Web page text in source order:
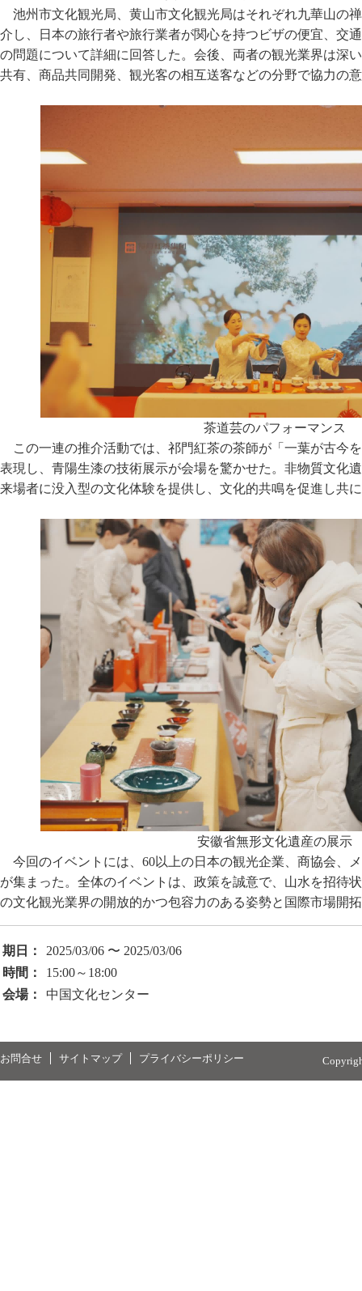
池州市文化観光局、黄山市文化観光局はそれぞれ九華山の
介し、日本の旅行者や旅行業者が関心を持つビザの便宜、交
の問題について詳細に回答した。会後、両者の観光業界は深
共有、商品共同開発、観光客の相互送客などの分野で協力の
茶道芸のパフォーマンス
この一連の推介活動では、祁門紅茶の茶師が「一葉が古今
表現し、青陽生漆の技術展示が会場を驚かせた。非物質文化
来場者に没入型の文化体験を提供し、文化的共鳴を促進し共
安徽省無形文化遺産の展示
今回のイベントには、60以上の日本の観光企業、商協会、
が集まった。全体のイベントは、政策を誠意で、山水を招待
の文化観光業界の開放的かつ包容力のある姿勢と国際市場開
期日：
2025/03/06 〜 2025/03/06
時間：
15:00～18:00
会場：
中国文化センター
お問合せ サイトマップ プライバシーポリシー